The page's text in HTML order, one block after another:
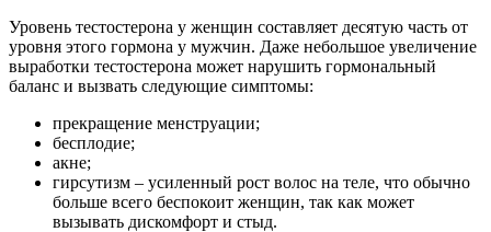
Уровень тестостерона у женщин составляет десятую часть от
уровня этого гормона у мужчин. Даже небольшое увеличение
выработки тестостерона может нарушить гормональный
баланс и вызвать следующие симптомы:
прекращение менструации;
бесплодие;
акне;
гирсутизм – усиленный рост волос на теле, что обычно
больше всего беспокоит женщин, так как может
вызывать дискомфорт и стыд.